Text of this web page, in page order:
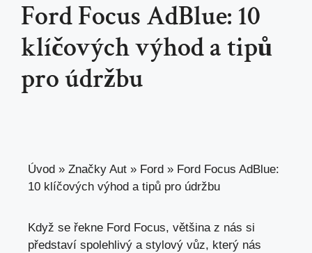
Ford Focus AdBlue: 10
klíčových výhod a tipů
pro údržbu
Úvod » Značky Aut » Ford » Ford Focus AdBlue:
10 klíčových výhod a tipů pro údržbu
Když se řekne Ford Focus, většina z nás si
představí spolehlivý a stylový vůz, který nás